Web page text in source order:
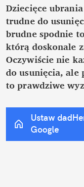
Dziecięce
trudne do
brudne spodnie
którą doskonale
Oczywiście nie
do usunięcia, ale
to prawdziwe
Ustaw
Google